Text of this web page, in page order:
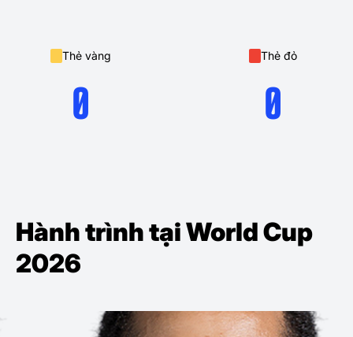
Thẻ vàng
0
Thẻ đỏ
0
Hành trình tại World Cup
2026